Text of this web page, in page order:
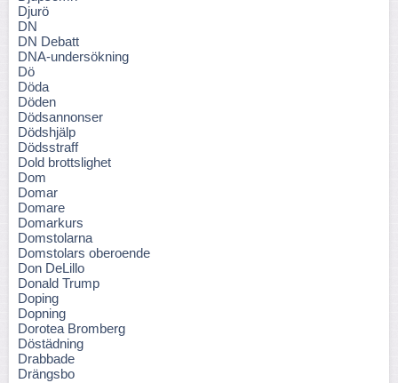
Djurö
DN
DN Debatt
DNA-undersökning
Dö
Döda
Döden
Dödsannonser
Dödshjälp
Dödsstraff
Dold brottslighet
Dom
Domar
Domare
Domarkurs
Domstolarna
Domstolars oberoende
Don DeLillo
Donald Trump
Doping
Dopning
Dorotea Bromberg
Döstädning
Drabbade
Drängsbo